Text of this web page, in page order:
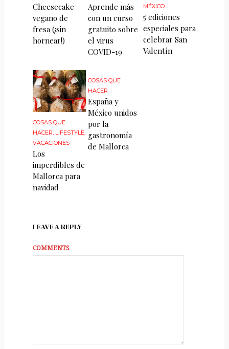
Cheesecake
vegano de
fresa (¡sin
hornear!)
Aprende más
con un curso
gratuito sobre
el virus
COVID-19
MÉXICO
5 ediciones
especiales para
celebrar San
Valentín
COSAS QUE
HACER, LIFESTYLE,
VACACIONES
Los
imperdibles de
Mallorca para
navidad
COSAS QUE
HACER
España y
México unidos
por la
gastronomía
de Mallorca
LEAVE A REPLY
COMMENTS